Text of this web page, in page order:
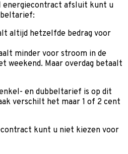
energiecontract afsluit kunt u
altijd hetzelfde bedrag voor
minder voor stroom in de
weekend. Maar overdag betaalt
en dubbeltarief is op dit
verschilt het maar 1 of 2 cent
kunt u niet kiezen voor